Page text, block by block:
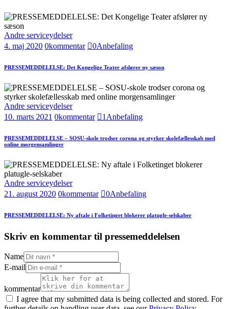
Andre serviceydelser
4. maj 2020 0kommentar 0Anbefaling
PRESSEMEDDELELSE: Det Kongelige Teater afslører ny sæson
Andre serviceydelser
10. marts 2021 0kommentar 1 Anbefaling
PRESSEMEDDELELSE – SOSU-skole trodser corona og styrker skolefællesskab med
online morgensamlinger
Andre serviceydelser
21. august 2020 0kommentar 0Anbefaling
PRESSEMEDDELELSE: Ny aftale i Folketinget blokerer platugle-selskaber
Skriv en kommentar til pressemeddelelsen
Name
E-mail
kommentar
I agree that my submitted data is being collected and stored. For